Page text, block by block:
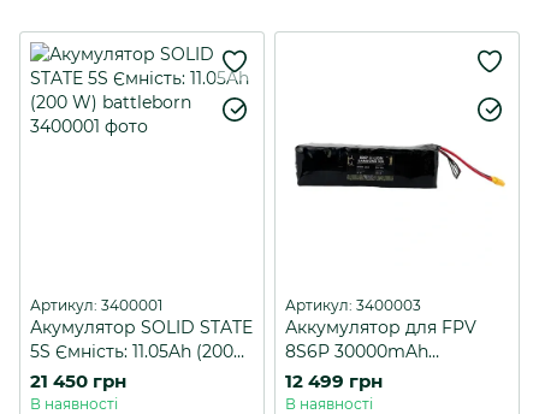
Артикул: 3400001
Акумулятор SOLID STATE
5S Ємність: 11.05Ah (200
W) battleborn
21 450 грн
В наявності
Артикул: 3400003
Аккумулятор для FPV
8S6P 30000mAh
BattleBorn
12 499 грн
В наявності